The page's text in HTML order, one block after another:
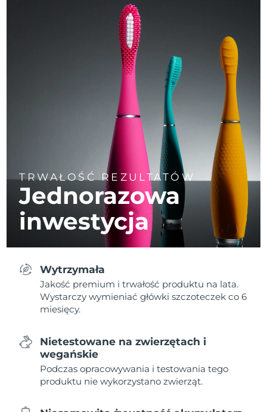
TRWAŁOŚĆ REZULTATÓW
Jednorazowa
inwestycja
Wytrzymała
Jakość premium i trwałość produktu na lata.
Wystarczy wymieniać główki szczoteczek co 6
miesięcy.
Nietestowane na zwierzętach i
wegańskie
Podczas opracowywania i testowania tego
produktu nie wykorzystano zwierząt.